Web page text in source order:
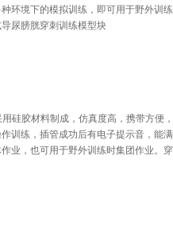
环境下的模拟训练，即可用于野外训
尿膀胱穿刺训练模型块
硅胶材料制成，仿真度高，携带方便
训练，插管成功后有电子提示音，能
业，也可用于野外训练时集团作业。